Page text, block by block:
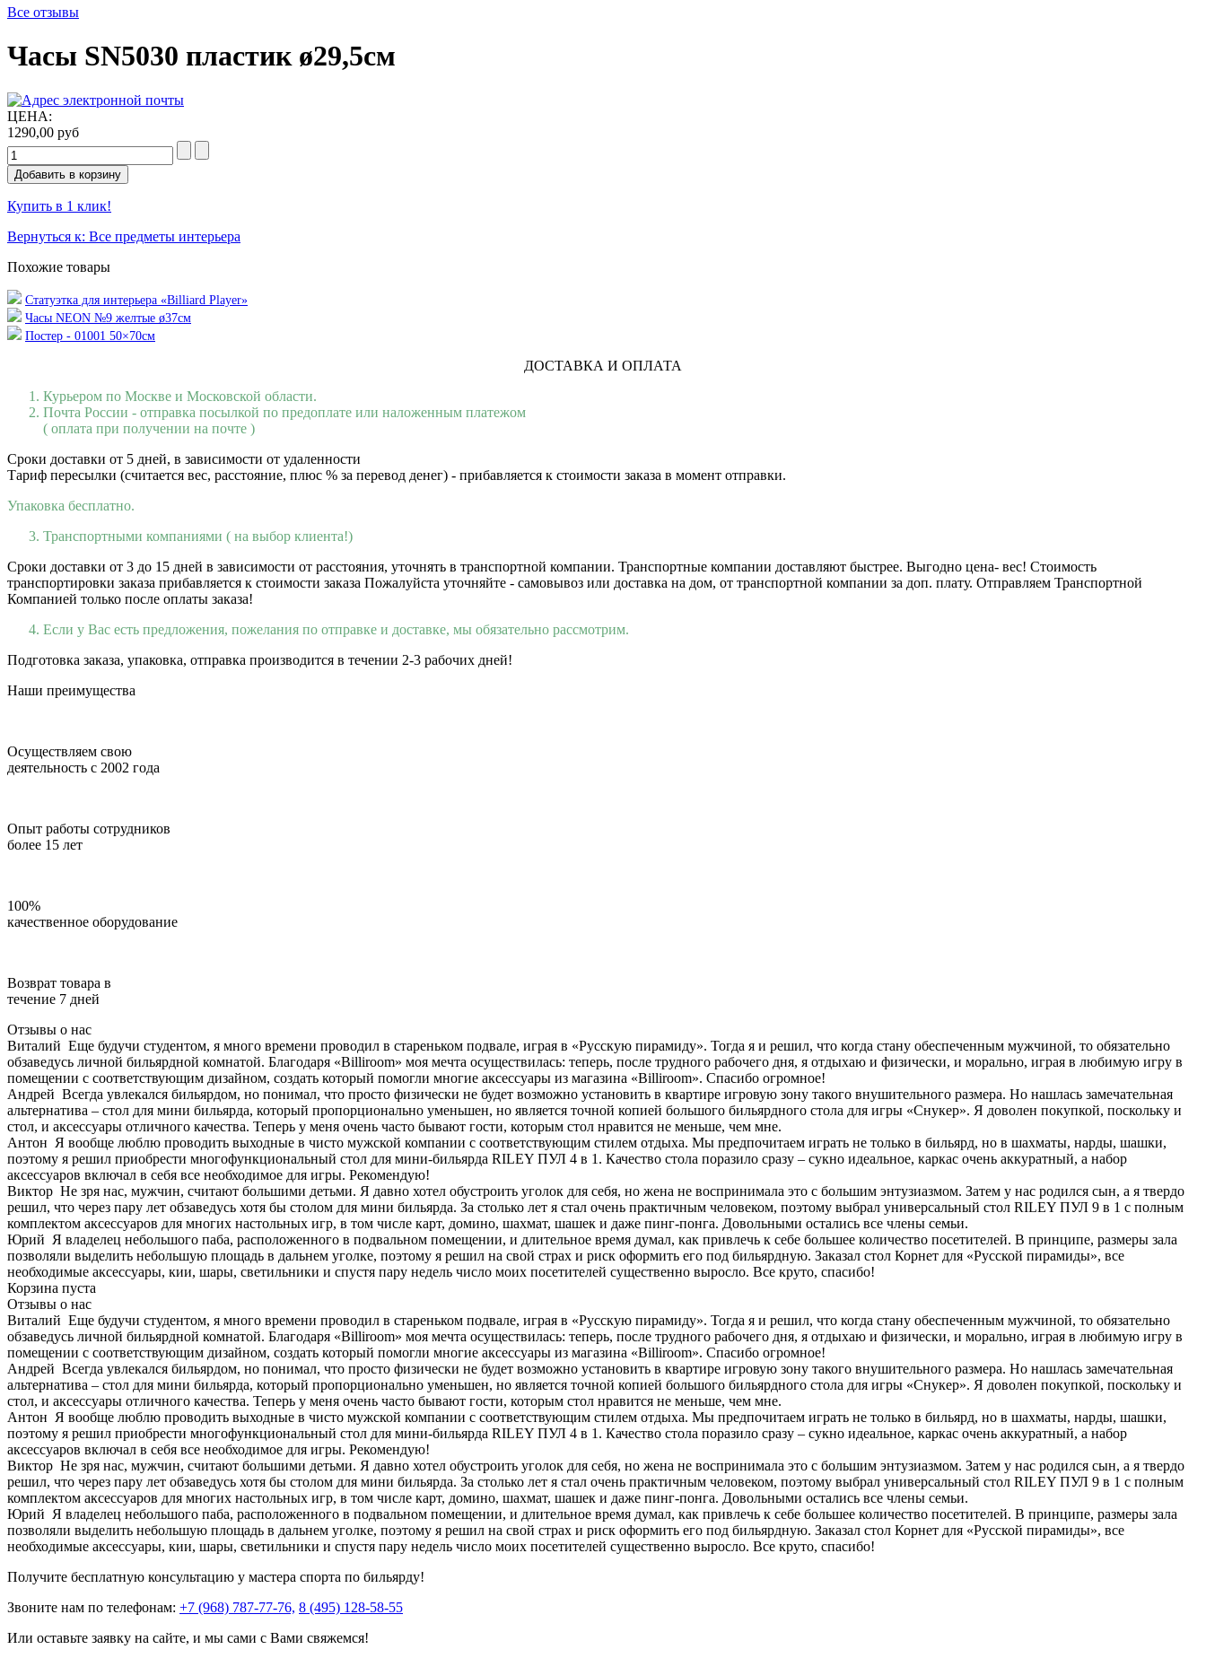
Все отзывы
Часы SN5030 пластик ø29,5см
ЦЕНА:
1290,00 руб
Купить в 1 клик!
Вернуться к: Все предметы интерьера
Похожие товары
Статуэтка для интерьера «Billiard Player»
Часы NEON №9 желтые ø37см
Постер - 01001 50×70см
ДОСТАВКА И ОПЛАТА
Курьером по Москве и Московской области.
Почта России - отправка посылкой по предоплате или наложенным платежом
( оплата при получении на почте )
Сроки доставки от 5 дней, в зависимости от удаленности
Тариф пересылки (считается вес, расстояние, плюс % за перевод денег) - прибавляется к стоимости заказа в момент отправки.
Упаковка бесплатно.
Транспортными компаниями ( на выбор клиента!)
Сроки доставки от 3 до 15 дней в зависимости от расстояния, уточнять в транспортной компании. Транспортные компании доставляют быстрее. Выгодно цена- вес! Стоимость
транспортировки заказа прибавляется к стоимости заказа Пожалуйста уточняйте - самовывоз или доставка на дом, от транспортной компании за доп. плату. Отправляем Транспортной
Компанией только после оплаты заказа!
Если у Вас есть предложения, пожелания по отправке и доставке, мы обязательно рассмотрим.
Подготовка заказа, упаковка, отправка производится в течении 2-3 рабочих дней!
Наши преимущества
Осуществляем свою
деятельность с 2002 года
Опыт работы сотрудников
более 15 лет
100%
качественное оборудование
Возврат товара в
течение 7 дней
Отзывы о нас
Виталий Еще будучи студентом, я много времени проводил в стареньком подвале, играя в «Русскую пирамиду». Тогда я и решил, что когда стану обеспеченным мужчиной, то обязательно
обзаведусь личной бильярдной комнатой. Благодаря «Billiroom» моя мечта осуществилась: теперь, после трудного рабочего дня, я отдыхаю и физически, и морально, играя в любимую игру в
помещении с соответствующим дизайном, создать который помогли многие аксессуары из магазина «Billiroom». Спасибо огромное!
Андрей Всегда увлекался бильярдом, но понимал, что просто физически не будет возможно установить в квартире игровую зону такого внушительного размера. Но нашлась замечательная
альтернатива – стол для мини бильярда, который пропорционально уменьшен, но является точной копией большого бильярдного стола для игры «Снукер». Я доволен покупкой, поскольку и
стол, и аксессуары отличного качества. Теперь у меня очень часто бывают гости, которым стол нравится не меньше, чем мне.
Антон Я вообще люблю проводить выходные в чисто мужской компании с соответствующим стилем отдыха. Мы предпочитаем играть не только в бильярд, но в шахматы, нарды, шашки,
поэтому я решил приобрести многофункциональный стол для мини-бильярда RILEY ПУЛ 4 в 1. Качество стола поразило сразу – сукно идеальное, каркас очень аккуратный, а набор
аксессуаров включал в себя все необходимое для игры. Рекомендую!
Виктор Не зря нас, мужчин, считают большими детьми. Я давно хотел обустроить уголок для себя, но жена не воспринимала это с большим энтузиазмом. Затем у нас родился сын, а я твердо
решил, что через пару лет обзаведусь хотя бы столом для мини бильярда. За столько лет я стал очень практичным человеком, поэтому выбрал универсальный стол RILEY ПУЛ 9 в 1 с полным
комплектом аксессуаров для многих настольных игр, в том числе карт, домино, шахмат, шашек и даже пинг-понга. Довольными остались все члены семьи.
Юрий Я владелец небольшого паба, расположенного в подвальном помещении, и длительное время думал, как привлечь к себе большее количество посетителей. В принципе, размеры зала
позволяли выделить небольшую площадь в дальнем уголке, поэтому я решил на свой страх и риск оформить его под бильярдную. Заказал стол Корнет для «Русской пирамиды», все
необходимые аксессуары, кии, шары, светильники и спустя пару недель число моих посетителей существенно выросло. Все круто, спасибо!
Корзина пуста
Отзывы о нас
Виталий Еще будучи студентом, я много времени проводил в стареньком подвале, играя в «Русскую пирамиду». Тогда я и решил, что когда стану обеспеченным мужчиной, то обязательно
обзаведусь личной бильярдной комнатой. Благодаря «Billiroom» моя мечта осуществилась: теперь, после трудного рабочего дня, я отдыхаю и физически, и морально, играя в любимую игру в
помещении с соответствующим дизайном, создать который помогли многие аксессуары из магазина «Billiroom». Спасибо огромное!
Андрей Всегда увлекался бильярдом, но понимал, что просто физически не будет возможно установить в квартире игровую зону такого внушительного размера. Но нашлась замечательная
альтернатива – стол для мини бильярда, который пропорционально уменьшен, но является точной копией большого бильярдного стола для игры «Снукер». Я доволен покупкой, поскольку и
стол, и аксессуары отличного качества. Теперь у меня очень часто бывают гости, которым стол нравится не меньше, чем мне.
Антон Я вообще люблю проводить выходные в чисто мужской компании с соответствующим стилем отдыха. Мы предпочитаем играть не только в бильярд, но в шахматы, нарды, шашки,
поэтому я решил приобрести многофункциональный стол для мини-бильярда RILEY ПУЛ 4 в 1. Качество стола поразило сразу – сукно идеальное, каркас очень аккуратный, а набор
аксессуаров включал в себя все необходимое для игры. Рекомендую!
Виктор Не зря нас, мужчин, считают большими детьми. Я давно хотел обустроить уголок для себя, но жена не воспринимала это с большим энтузиазмом. Затем у нас родился сын, а я твердо
решил, что через пару лет обзаведусь хотя бы столом для мини бильярда. За столько лет я стал очень практичным человеком, поэтому выбрал универсальный стол RILEY ПУЛ 9 в 1 с полным
комплектом аксессуаров для многих настольных игр, в том числе карт, домино, шахмат, шашек и даже пинг-понга. Довольными остались все члены семьи.
Юрий Я владелец небольшого паба, расположенного в подвальном помещении, и длительное время думал, как привлечь к себе большее количество посетителей. В принципе, размеры зала
позволяли выделить небольшую площадь в дальнем уголке, поэтому я решил на свой страх и риск оформить его под бильярдную. Заказал стол Корнет для «Русской пирамиды», все
необходимые аксессуары, кии, шары, светильники и спустя пару недель число моих посетителей существенно выросло. Все круто, спасибо!
Получите бесплатную консультацию у мастера спорта по бильярду!
Звоните нам по телефонам: +7 (968) 787-77-76, 8 (495) 128-58-55
Или оставьте заявку на сайте, и мы сами с Вами свяжемся!